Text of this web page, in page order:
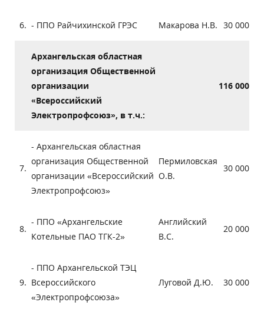
6. - ППО Райчихинской ГРЭС Макарова Н.В. 30 000
Архангельская областная
организация Общественной
организации
«Всероссийский
Электропрофсоюз», в т.ч.:
116 000
7.
- Архангельская областная
организация Общественной
организации «Всероссийский
Электропрофсоюз»
Пермиловская
О.В.
30 000
8.
- ППО «Архангельские
Котельные ПАО ТГК-2»
Английский
В.С.
20 000
9.
- ППО Архангельской ТЭЦ
Всероссийского
«Электропрофсоюза»
Луговой Д.Ю. 30 000